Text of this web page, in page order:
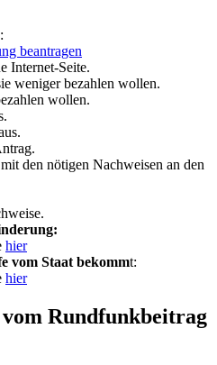
beantragen
Internet-Seite.
weniger bezahlen wollen.
wollen.
den nötigen Nachweisen an den
hier
vom Staat bekommt:
hier
Rundfunkbeitrag